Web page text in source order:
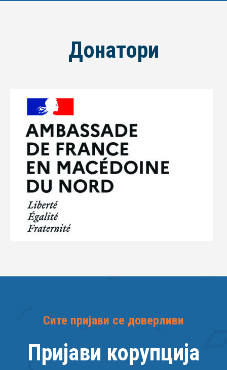
Донатори
Сите пријави се доверливи
Пријави корупција